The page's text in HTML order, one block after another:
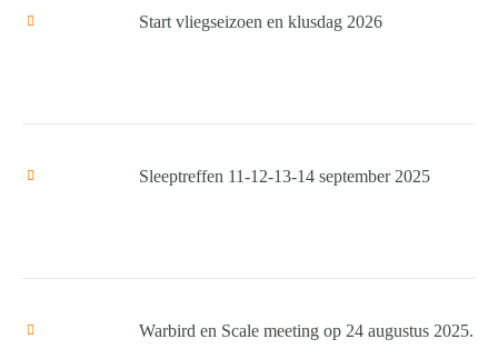
Start vliegseizoen en klusdag 2026
Sleeptreffen 11-12-13-14 september 2025
Warbird en Scale meeting op 24 augustus 2025.